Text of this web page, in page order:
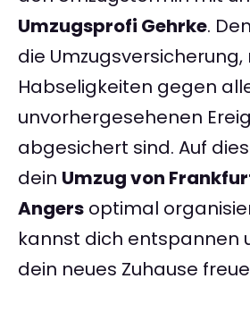
Umzugsprofi Gehrke.
die
Habseligkeiten gegen
unvorhergesehenen
abgesichert sind. Auf
dein Umzug von
Angers optimal
kannst dich entspannen
dein neues Zuhause